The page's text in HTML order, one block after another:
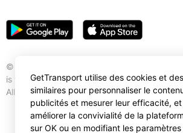
© Gettransport International Limited.
is trademark of Gettransport International
All rights reserved.
GetTransport utilise des cookies et
similaires pour personnaliser le
publicités et mesurer leur efficacité,
améliorer la convivialité de la
sur OK ou en modifiant les